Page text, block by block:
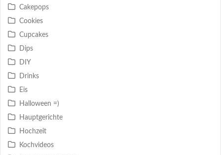
Cakepops
Cookies
Cupcakes
Dips
DIY
Drinks
Eis
Halloween =)
Hauptgerichte
Hochzeit
Kochvideos